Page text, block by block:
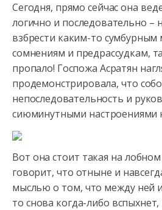
Сегодня, прямо сейчас она
логично и последовательно –
взбрести каким-то сумбурным
сомнениям и предрассудкам,
пропало! Госпожа Асратян
продемонстрировала, что
непоследовательность и
сиюминутными настроениями
Вот она стоит такая на
говорит, что отныне и
мыслью о том, что между ней и
то снова когда-либо